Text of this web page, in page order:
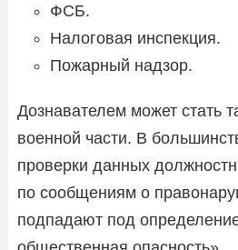
ФСБ.
Налоговая инспекция.
Пожарный надзор.
Дознавателем может стать
военной части. В
проверки данных
по сообщениям о
подпадают под